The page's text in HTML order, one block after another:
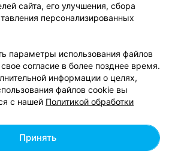
электромезотерапия
от 89 руб.
шлифовка)
Добавить компанию
Добавить специалиста
сайта, его улучшения, сбора
персонализированных
параметры использования файлов
согласие в более позднее время.
информации о целях,
файлов cookie вы
с нашей Политикой обработки
Принять